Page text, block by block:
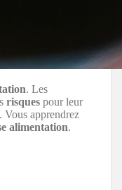
. Les
risques pour leur
Vous apprendrez
alimentation.